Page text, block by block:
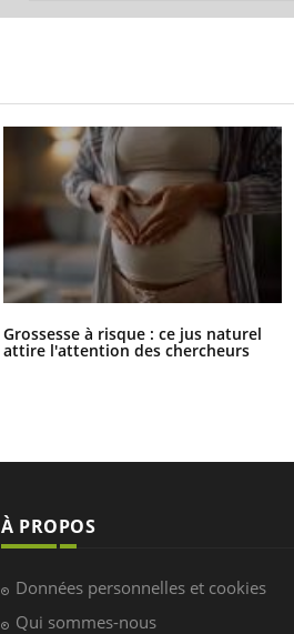
Grossesse à risque : ce jus naturel
attire l'attention des chercheurs
À PROPOS
Données personnelles et cookies
Qui sommes-nous